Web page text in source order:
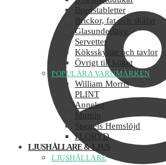
Bordstabletter
Brickor, fat och skålar
Glasunderlägg
Servetter
Köksskyltar och tavlor
Övrigt till köket
POPULÄRA VARUMÄRKEN
William Morris
PLINT
Anneko
Mumin
Spegels Hemslöjd
FLORYD
LJUSHÅLLARE & LJUS
LJUSHÅLLARE